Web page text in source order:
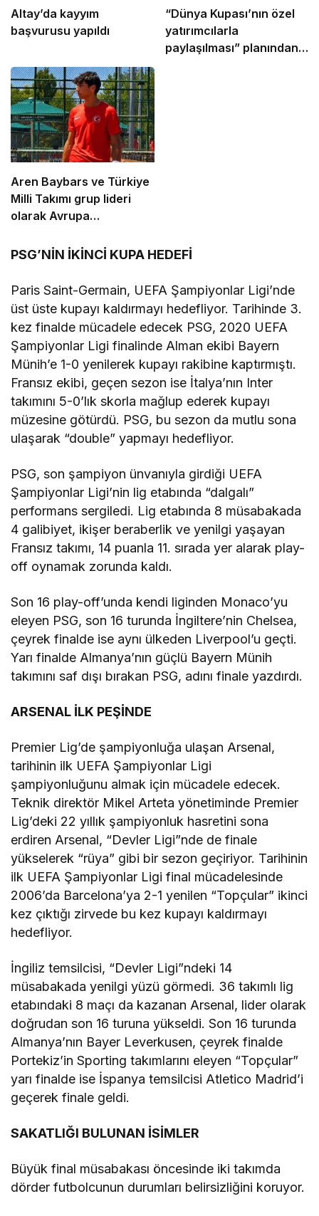
Altay’da kayyım
başvurusu yapıldı
“Dünya Kupası’nın özel
yatırımcılarla
paylaşılması” planından
Aren Baybars ve Türkiye
Milli Takımı grup lideri
olarak Avrupa
PSG’NİN İKİNCİ KUPA HEDEFİ
Paris Saint-Germain, UEFA Şampiyonlar Ligi’nde
üst üste kupayı kaldırmayı hedefliyor. Tarihinde 3.
kez finalde mücadele edecek PSG, 2020 UEFA
Şampiyonlar Ligi finalinde Alman ekibi Bayern
Münih’e 1-0 yenilerek kupayı rakibine kaptırmıştı.
Fransız ekibi, geçen sezon ise İtalya’nın Inter
takımını 5-0’lık skorla mağlup ederek kupayı
müzesine götürdü. PSG, bu sezon da mutlu sona
ulaşarak “double” yapmayı hedefliyor.
PSG, son şampiyon ünvanıyla girdiği UEFA
Şampiyonlar Ligi’nin lig etabında “dalgalı”
performans sergiledi. Lig etabında 8 müsabakada
4 galibiyet, ikişer beraberlik ve yenilgi yaşayan
Fransız takımı, 14 puanla 11. sırada yer alarak play-
off oynamak zorunda kaldı.
Son 16 play-off’unda kendi liginden Monaco’yu
eleyen PSG, son 16 turunda İngiltere’nin Chelsea,
çeyrek finalde ise aynı ülkeden Liverpool’u geçti.
Yarı finalde Almanya’nın güçlü Bayern Münih
takımını saf dışı bırakan PSG, adını finale yazdırdı.
ARSENAL İLK PEŞİNDE
Premier Lig’de şampiyonluğa ulaşan Arsenal,
tarihinin ilk UEFA Şampiyonlar Ligi
şampiyonluğunu almak için mücadele edecek.
Teknik direktör Mikel Arteta yönetiminde Premier
Lig’deki 22 yıllık şampiyonluk hasretini sona
erdiren Arsenal, “Devler Ligi”nde de finale
yükselerek “rüya” gibi bir sezon geçiriyor. Tarihinin
ilk UEFA Şampiyonlar Ligi final mücadelesinde
2006’da Barcelona’ya 2-1 yenilen “Topçular” ikinci
kez çıktığı zirvede bu kez kupayı kaldırmayı
hedefliyor.
İngiliz temsilcisi, “Devler Ligi”ndeki 14
müsabakada yenilgi yüzü görmedi. 36 takımlı lig
etabındaki 8 maçı da kazanan Arsenal, lider olarak
doğrudan son 16 turuna yükseldi. Son 16 turunda
Almanya’nın Bayer Leverkusen, çeyrek finalde
Portekiz’in Sporting takımlarını eleyen “Topçular”
yarı finalde ise İspanya temsilcisi Atletico Madrid’i
geçerek finale geldi.
SAKATLIĞI BULUNAN İSİMLER
Büyük final müsabakası öncesinde iki takımda
dörder futbolcunun durumları belirsizliğini koruyor.